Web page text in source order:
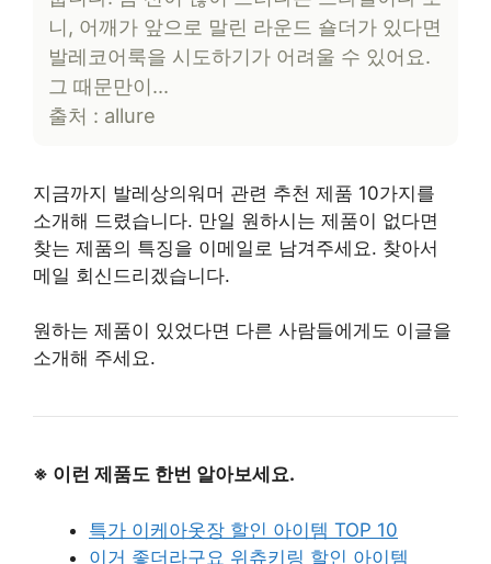
니, 어깨가 앞으로 말린 라운드 숄더가 있다면
발레코어룩을 시도하기가 어려울 수 있어요.
그 때문만이…
출처 : allure
지금까지 발레상의워머 관련 추천 제품 10가지를
소개해 드렸습니다. 만일 원하시는 제품이 없다면
찾는 제품의 특징을 이메일로 남겨주세요. 찾아서
메일 회신드리겠습니다.
원하는 제품이 있었다면 다른 사람들에게도 이글을
소개해 주세요.
※ 이런 제품도 한번 알아보세요.
특가 이케아옷장 할인 아이템 TOP 10
이거 좋더라구요 위츄키링 할인 아이템